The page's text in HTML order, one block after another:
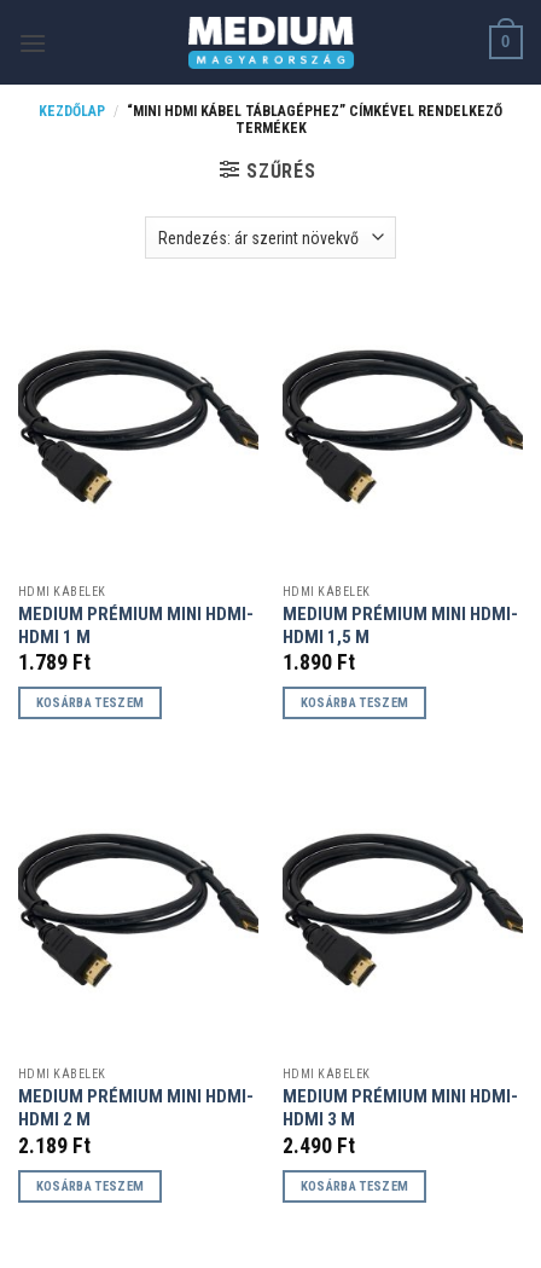
0
KEZDŐLAP / “MINI HDMI KÁBEL TÁBLAGÉPHEZ” CÍMKÉVEL RENDELKEZŐ
TERMÉKEK
SZŰRÉS
HDMI KÁBELEK
MEDIUM PRÉMIUM MINI HDMI-
HDMI 1 M
1.789 Ft
KOSÁRBA TESZEM
HDMI KÁBELEK
MEDIUM PRÉMIUM MINI HDMI-
HDMI 1,5 M
1.890 Ft
KOSÁRBA TESZEM
HDMI KÁBELEK
MEDIUM PRÉMIUM MINI HDMI-
HDMI 2 M
2.189 Ft
KOSÁRBA TESZEM
HDMI KÁBELEK
MEDIUM PRÉMIUM MINI HDMI-
HDMI 3 M
2.490 Ft
KOSÁRBA TESZEM